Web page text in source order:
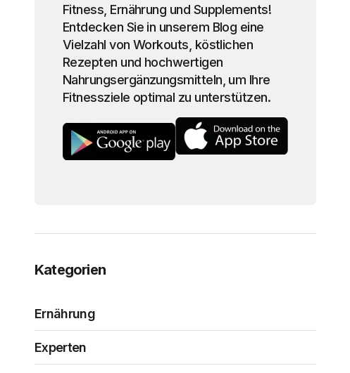
Fitness, Ernährung und Supplements!
Entdecken Sie in unserem Blog eine
Vielzahl von Workouts, köstlichen
Rezepten und hochwertigen
Nahrungsergänzungsmitteln, um Ihre
Fitnessziele optimal zu unterstützen.
Kategorien
Ernährung
Experten